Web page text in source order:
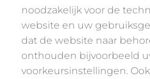
noodzakelijk voor de
website en uw
dat de website naar
onthouden bijvoorbeeld
voorkeursinstellingen.